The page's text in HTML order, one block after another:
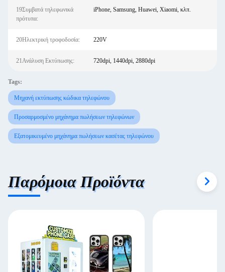
19Συμβατά τηλεφωνικά
πρότυπα:
iPhone, Samsung, Huawei, Xiaomi, κλπ.
20Ηλεκτρική τροφοδοσία: 220V
21Ανάλυση Εκτύπωσης: 720dpi, 1440dpi, 2880dpi
Tags:
Μηχανή εκτύπωσης κώδικα τηλεφώνου
Προσαρμοσμένο μηχάνημα πωλήσεων τηλεφώνων
Εξατομικευμένο μηχάνημα πωλήσεων κασέτας τηλεφώνου
Παρόμοια Προϊόντα